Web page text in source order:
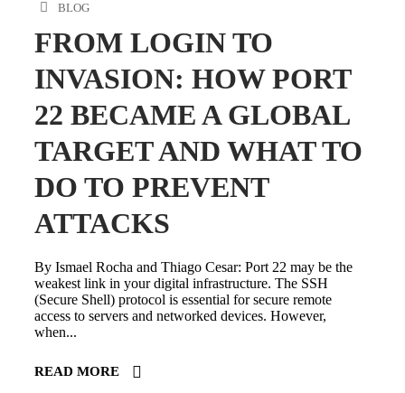
BLOG
FROM LOGIN TO
INVASION: HOW PORT
22 BECAME A GLOBAL
TARGET AND WHAT TO
DO TO PREVENT
ATTACKS
By Ismael Rocha and Thiago Cesar: Port 22 may be the
weakest link in your digital infrastructure. The SSH
(Secure Shell) protocol is essential for secure remote
access to servers and networked devices. However,
when...
READ MORE